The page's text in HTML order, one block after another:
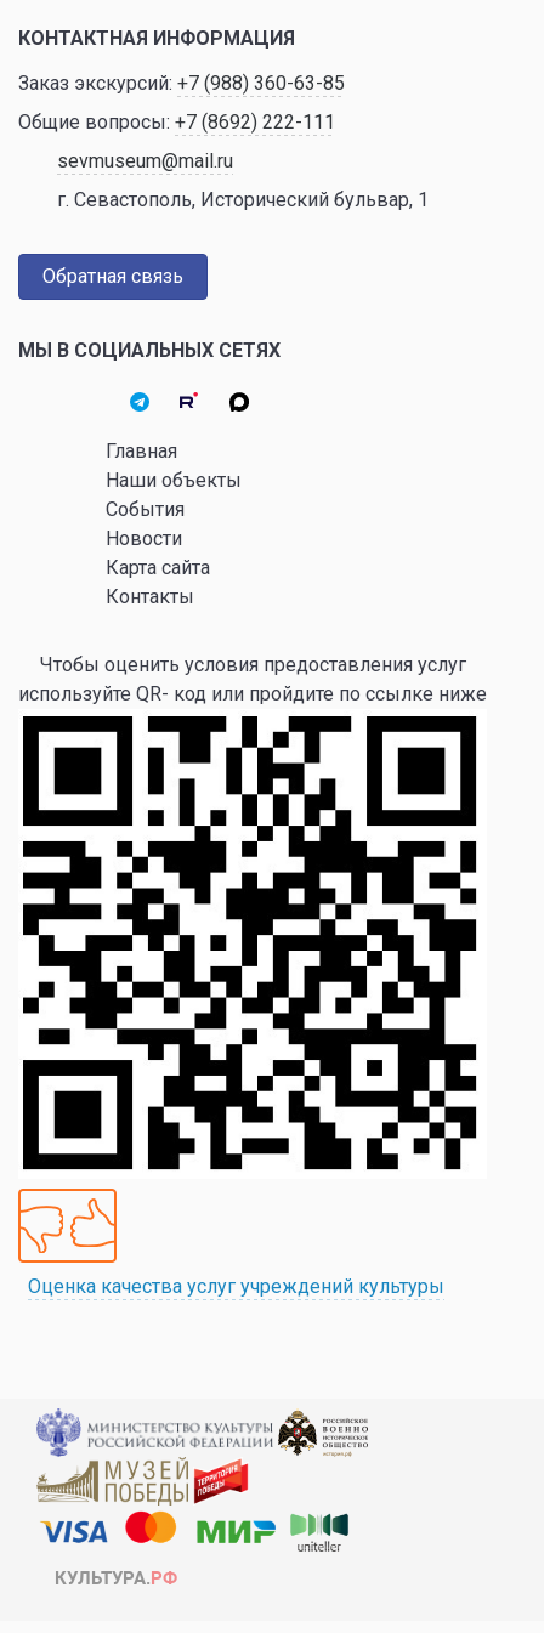
КОНТАКТНАЯ ИНФОРМАЦИЯ
Заказ экскурсий: +7 (988) 360-63-85
Общие вопросы: +7 (8692) 222-111
sevmuseum@mail.ru
г. Севастополь, Исторический бульвар, 1
Обратная связь
МЫ В СОЦИАЛЬНЫХ СЕТЯХ
Главная
Наши объекты
События
Новости
Карта сайта
Контакты
Чтобы оценить условия предоставления услуг
используйте QR- код или пройдите по ссылке ниже
Оценка качества услуг учреждений культуры